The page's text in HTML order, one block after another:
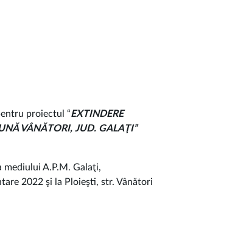
proiectul “EXTINDERE
VÂNĂTORI, JUD. GALAŢI”
A.P.M. Galaţi,
2022 şi la Ploieşti, str. Vânători